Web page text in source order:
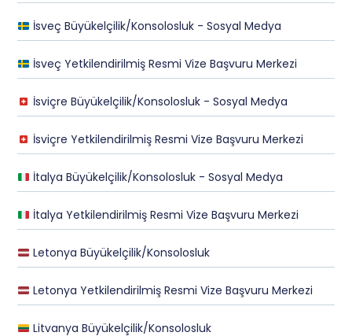
İsveç Büyükelçilik/Konsolosluk - Sosyal Medya
İsveç Yetkilendirilmiş Resmi Vize Başvuru Merkezi
İsviçre Büyükelçilik/Konsolosluk - Sosyal Medya
İsviçre Yetkilendirilmiş Resmi Vize Başvuru Merkezi
İtalya Büyükelçilik/Konsolosluk - Sosyal Medya
İtalya Yetkilendirilmiş Resmi Vize Başvuru Merkezi
Letonya Büyükelçilik/Konsolosluk
Letonya Yetkilendirilmiş Resmi Vize Başvuru Merkezi
Litvanya Büyükelçilik/Konsolosluk